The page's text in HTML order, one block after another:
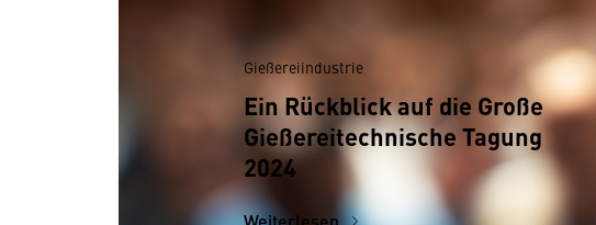
Gießereiindustrie
Ein Rück­blick auf die Große
Gießerei­technische Tagung
2024